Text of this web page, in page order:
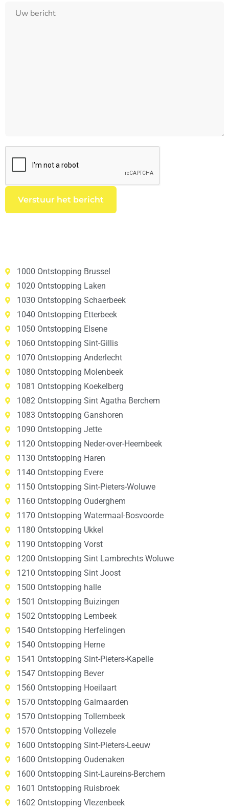
1000 Ontstopping Brussel
1020 Ontstopping Laken
1030 Ontstopping Schaerbeek
1040 Ontstopping Etterbeek
1050 Ontstopping Elsene
1060 Ontstopping Sint-Gillis
1070 Ontstopping Anderlecht
1080 Ontstopping Molenbeek
1081 Ontstopping Koekelberg
1082 Ontstopping Sint Agatha Berchem
1083 Ontstopping Ganshoren
1090 Ontstopping Jette
1120 Ontstopping Neder-over-Heembeek
1130 Ontstopping Haren
1140 Ontstopping Evere
1150 Ontstopping Sint-Pieters-Woluwe
1160 Ontstopping Ouderghem
1170 Ontstopping Watermaal-Bosvoorde
1180 Ontstopping Ukkel
1190 Ontstopping Vorst
1200 Ontstopping Sint Lambrechts Woluwe
1210 Ontstopping Sint Joost
1500 Ontstopping halle
1501 Ontstopping Buizingen
1502 Ontstopping Lembeek
1540 Ontstopping Herfelingen
1540 Ontstopping Herne
1541 Ontstopping Sint-Pieters-Kapelle
1547 Ontstopping Bever
1560 Ontstopping Hoeilaart
1570 Ontstopping Galmaarden
1570 Ontstopping Tollembeek
1570 Ontstopping Vollezele
1600 Ontstopping Sint-Pieters-Leeuw
1600 Ontstopping Oudenaken
1600 Ontstopping Sint-Laureins-Berchem
1601 Ontstopping Ruisbroek
1602 Ontstopping Vlezenbeek